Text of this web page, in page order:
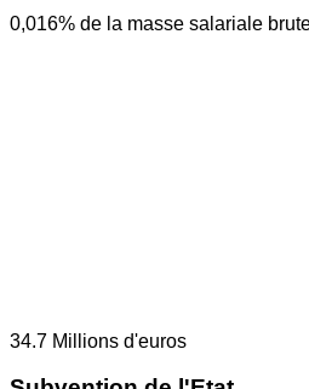
0,016% de la masse salariale
34.7 Millions d'euros